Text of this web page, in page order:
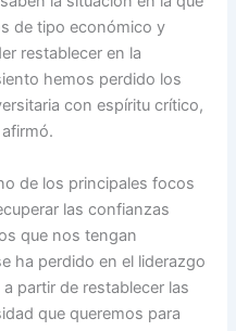
de tipo económico y
restablecer en la
hemos perdido los
con espíritu crítico,
de los principales focos
las confianzas
que nos tengan
ha perdido en el liderazgo
partir de restablecer las
que queremos para